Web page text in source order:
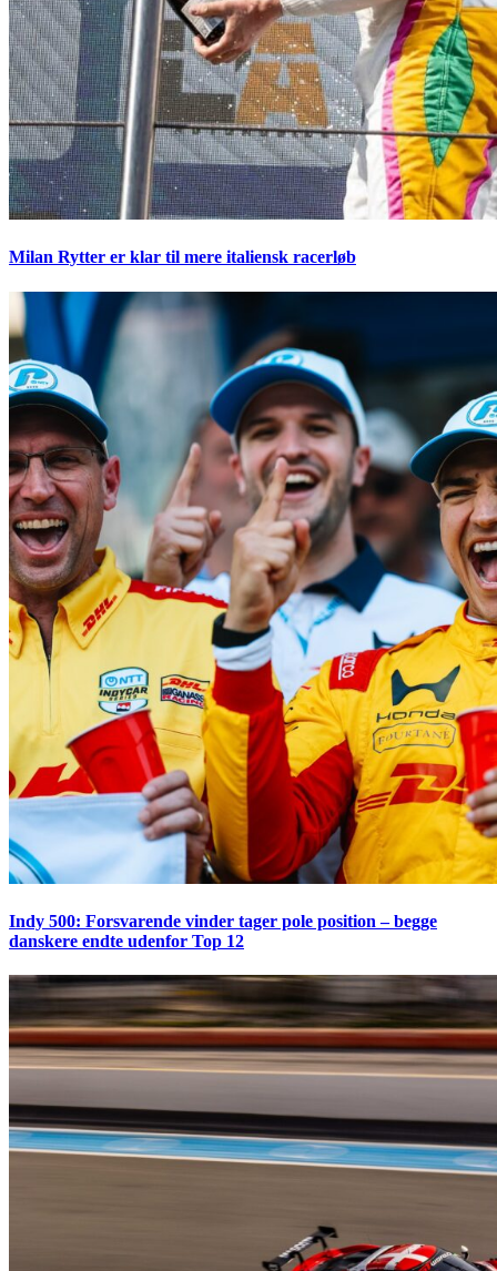
Milan Rytter er klar til mere italiensk racerløb
Indy 500: Forsvarende vinder tager pole position – begge
danskere endte udenfor Top 12